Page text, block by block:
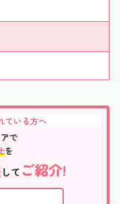
ている方へ
で
を
して ご紹介!